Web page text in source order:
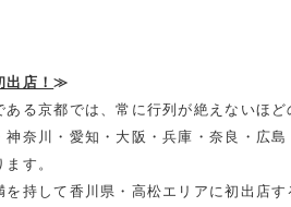
出店！≫
ある京都では、常に行列が絶えないほ
神奈川・愛知・大阪・兵庫・奈良・広
す。
を持して香川県・高松エリアに初出店